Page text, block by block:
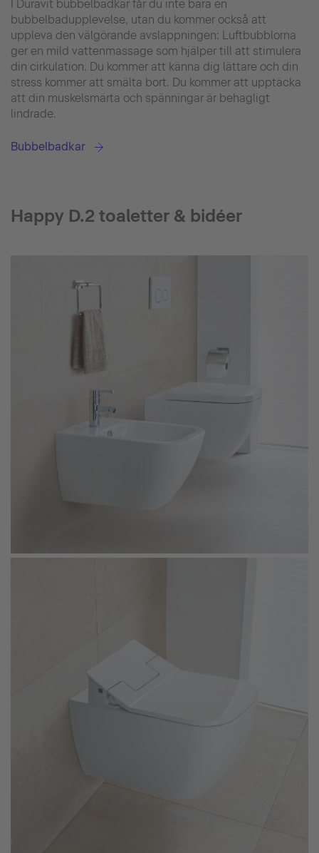
I Duravit bubbelbadkar får du inte bara en
bubbelbadupplevelse, utan du kommer också att
uppleva den välgörande avslappningen: Luftbubblorna
ger en mild vattenmassage som hjälper till att stimulera
din cirkulation. Du kommer att känna dig lättare och din
stress kommer att smälta bort. Du kommer att upptäcka
att din muskelsmärta och spänningar är behagligt
lindrade.
Bubbelbadkar
Happy D.2 toaletter & bidéer